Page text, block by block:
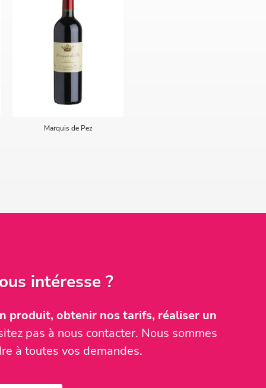
Marquis de Pez
intéresse ?
produit, obtenir nos tarifs, réaliser un
pas à nous contacter. Nous sommes
à toutes vos demandes.